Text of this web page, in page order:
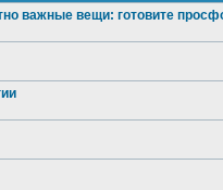
важные вещи: готовите